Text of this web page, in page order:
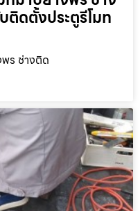
ติดตั้งประตูรีโมท
พร ช่างติด